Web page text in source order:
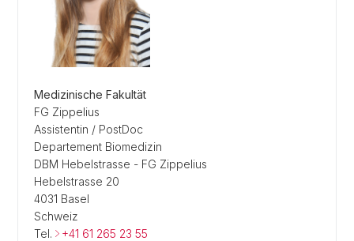
Medizinische Fakultät
FG Zippelius
Assistentin / PostDoc
Departement Biomedizin
DBM Hebelstrasse - FG Zippelius
Hebelstrasse 20
4031 Basel
Schweiz
Tel.
+41 61 265 23 55